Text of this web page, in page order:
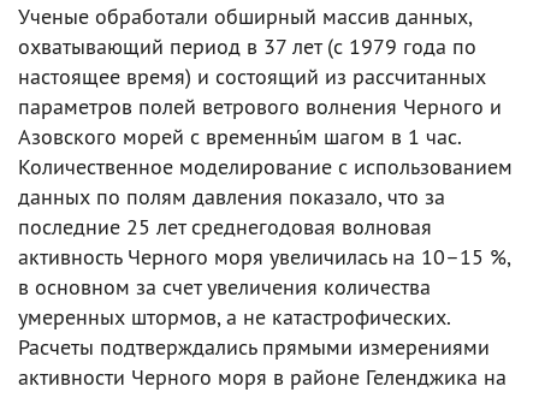
Ученые обработали обширный массив данных,
охватывающий период в 37 лет (с 1979 года по
настоящее время) и состоящий из рассчитанных
параметров полей ветрового волнения Черного и
Азовского морей с временны́м шагом в 1 час.
Количественное моделирование с использованием
данных по полям давления показало, что за
последние 25 лет среднегодовая волновая
активность Черного моря увеличилась на 10–15 %,
в основном за счет увеличения количества
умеренных штормов, а не катастрофических.
Расчеты подтверждались прямыми измерениями
активности Черного моря в районе Геленджика на